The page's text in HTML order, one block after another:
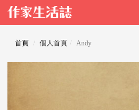
首頁 個人首頁 Andy